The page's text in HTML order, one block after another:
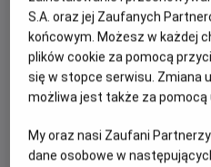
wymykają się spod
uwalniają potwory i
Bohaterowie muszą
błędy i uratować świat
historia o kreatywności,
wspólnego celu warto
S.A. oraz jej Zaufanych
końcowym. Możesz w każdej
plików cookie za pomocą
się w stopce serwisu. Zmiana
możliwa jest także za pomocą
My oraz nasi Zaufani
dane osobowe w